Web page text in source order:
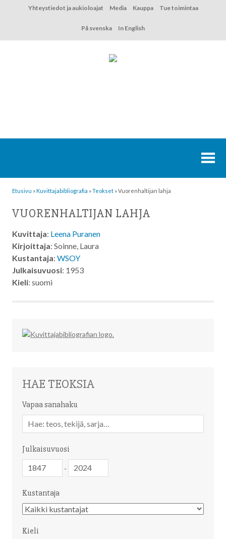
Yhteystiedot ja aukioloajat Media Kauppa Tue toimintaa
På svenska In English
Etusivu »Kuvittaja­bibliografia »Teokset »Vuorenhaltijan lahja
VUORENHALTIJAN LAHJA
Kuvittaja: Leena Puranen
Kirjoittaja: Soinne, Laura
Kustantaja: WSOY
Julkaisuvuosi: 1953
Kieli: suomi
HAE TEOKSIA
Vapaa sanahaku
sanahaku
Julkaisuvuosi
-
Kustantaja
Kustantaja
Kieli